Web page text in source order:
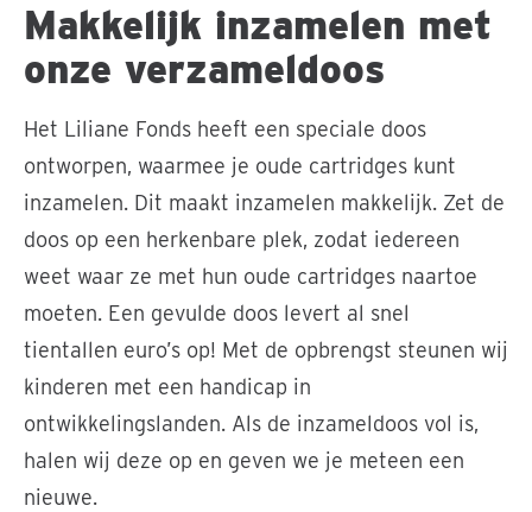
Makkelijk inzamelen met
onze verzameldoos
Het Liliane Fonds heeft een speciale doos
ontworpen, waarmee je oude cartridges kunt
inzamelen. Dit maakt inzamelen makkelijk. Zet de
doos op een herkenbare plek, zodat iedereen
weet waar ze met hun oude cartridges naartoe
moeten. Een gevulde doos levert al snel
tientallen euro’s op! Met de opbrengst steunen wij
kinderen met een handicap in
ontwikkelingslanden. Als de inzameldoos vol is,
halen wij deze op en geven we je meteen een
nieuwe.